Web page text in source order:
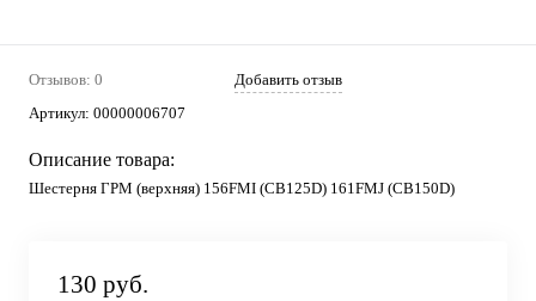
Отзывов: 0
Добавить отзыв
Артикул: 00000006707
Описание товара:
Шестерня ГРМ (верхняя) 156FMI (CB125D) 161FMJ (CB150D)
130 руб.